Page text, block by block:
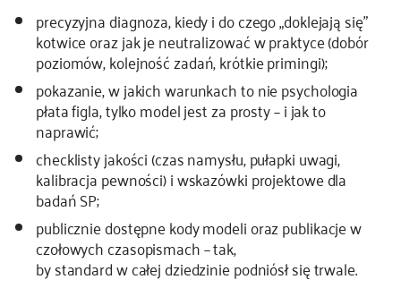
precyzyjna diagnoza, kiedy i do czego „doklejają się”
kotwice oraz jak je neutralizować w praktyce (dobór
poziomów, kolejność zadań, krótkie primingi);
pokazanie, w jakich warunkach to nie psychologia
płata figla, tylko model jest za prosty – i jak to
naprawić;
checklisty jakości (czas namysłu, pułapki uwagi,
kalibracja pewności) i wskazówki projektowe dla
badań SP;
publicznie dostępne kody modeli oraz publikacje w
czołowych czasopismach – tak,
by standard w całej dziedzinie podniósł się trwale.